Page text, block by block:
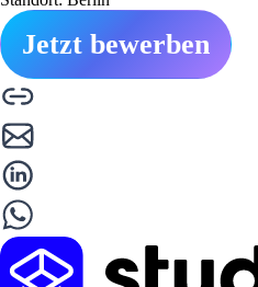
Jetzt bewerben